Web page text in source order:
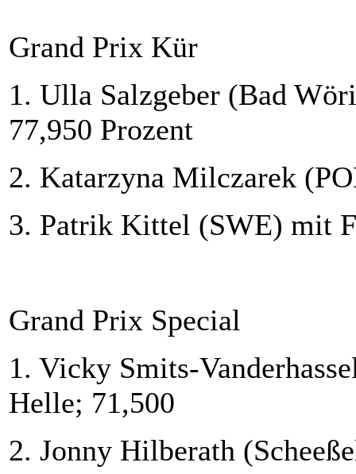
Grand Prix Kür
1. Ulla Salzgeber (Bad
77,950 Prozent
2. Katarzyna Milczarek
3. Patrik Kittel (SWE) mit
Grand Prix Special
1. Vicky Smits-
Helle; 71,500
2. Jonny Hilberath